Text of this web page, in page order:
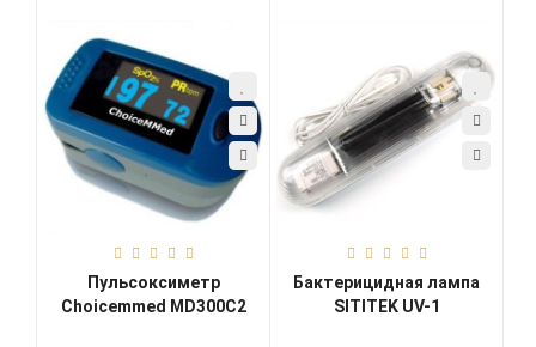
Пульсоксиметр
Choicemmed MD300C2
Бактерицидная лампа
SITITEK UV-1